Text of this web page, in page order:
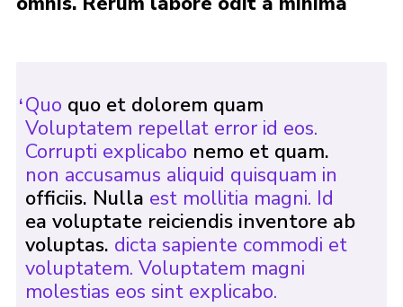
Quo quo et dolorem quam
Voluptatem repellat error id eos.
Corrupti explicabo nemo et quam.
non accusamus aliquid quisquam in
officiis. Nulla est mollitia magni. Id
ea voluptate reiciendis inventore ab
voluptas. dicta sapiente commodi et
voluptatem. Voluptatem magni
molestias eos sint explicabo.